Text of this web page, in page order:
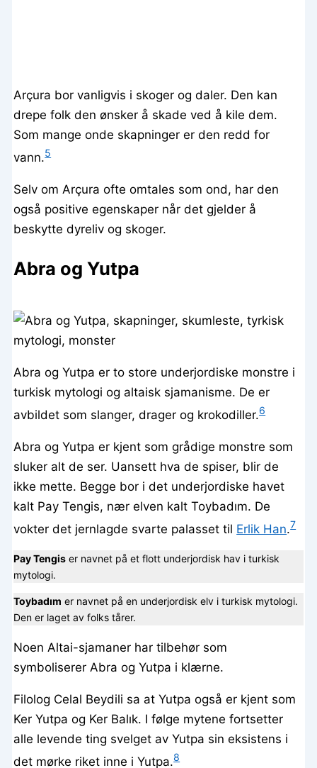
Arçura bor vanligvis i skoger og daler. Den kan
drepe folk den ønsker å skade ved å kile dem.
Som mange onde skapninger er den redd for
vann.5
Selv om Arçura ofte omtales som ond, har den
også positive egenskaper når det gjelder å
beskytte dyreliv og skoger.
Abra og Yutpa
Abra og Yutpa er to store underjordiske monstre i
turkisk mytologi og altaisk sjamanisme. De er
avbildet som slanger, drager og krokodiller.6
Abra og Yutpa er kjent som grådige monstre som
sluker alt de ser. Uansett hva de spiser, blir de
ikke mette. Begge bor i det underjordiske havet
kalt Pay Tengis, nær elven kalt Toybadım. De
vokter det jernlagde svarte palasset til Erlik Han.7
Pay Tengis er navnet på et flott underjordisk hav i turkisk
mytologi.
Toybadım er navnet på en underjordisk elv i turkisk mytologi.
Den er laget av folks tårer.
Noen Altai-sjamaner har tilbehør som
symboliserer Abra og Yutpa i klærne.
Filolog Celal Beydili sa at Yutpa også er kjent som
Ker Yutpa og Ker Balık. I følge mytene fortsetter
alle levende ting svelget av Yutpa sin eksistens i
det mørke riket inne i Yutpa.8